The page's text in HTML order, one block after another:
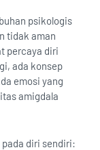
psikologis
tidak aman
percaya diri
ada konsep
emosi yang
amigdala
diri sendiri: